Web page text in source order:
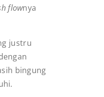
flownya
justru
bingung